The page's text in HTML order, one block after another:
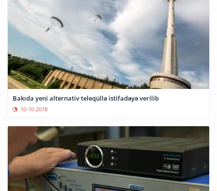
Bakıda yeni alternativ teleqüllə istifadəyə verilib
10-10-2018